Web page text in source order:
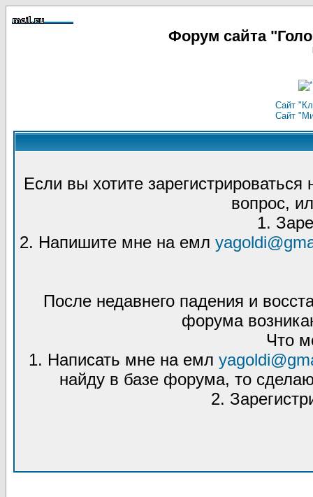
Форум сайта
Сайт
Сайт
Если вы хотите
вопрос,
1.
2. Напишите мне на емл
После недавнего падения и
форума
Что
1. Написать мне на емл
найду в базе форума, то
2.